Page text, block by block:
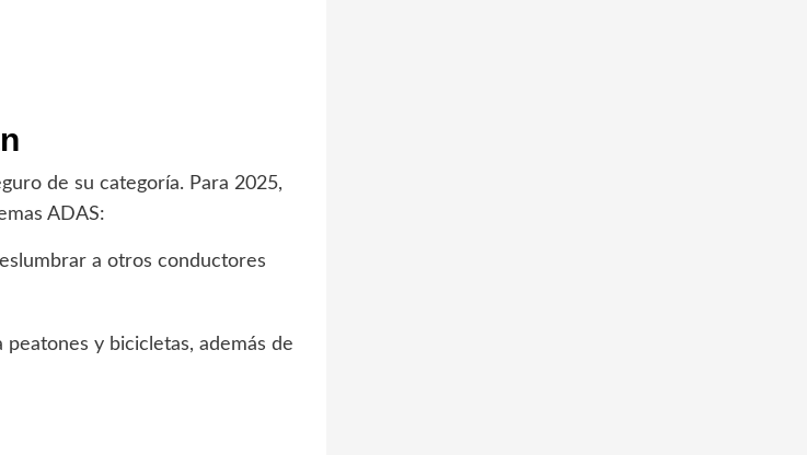
de su categoría. Para 2025,
ADAS:
a otros conductores
y bicicletas, además de